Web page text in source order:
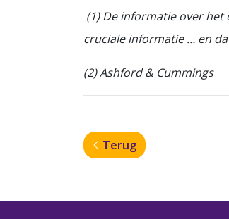
(1) De informatie over het
cruciale informatie … en
(2) Ashford & Cummings
Terug